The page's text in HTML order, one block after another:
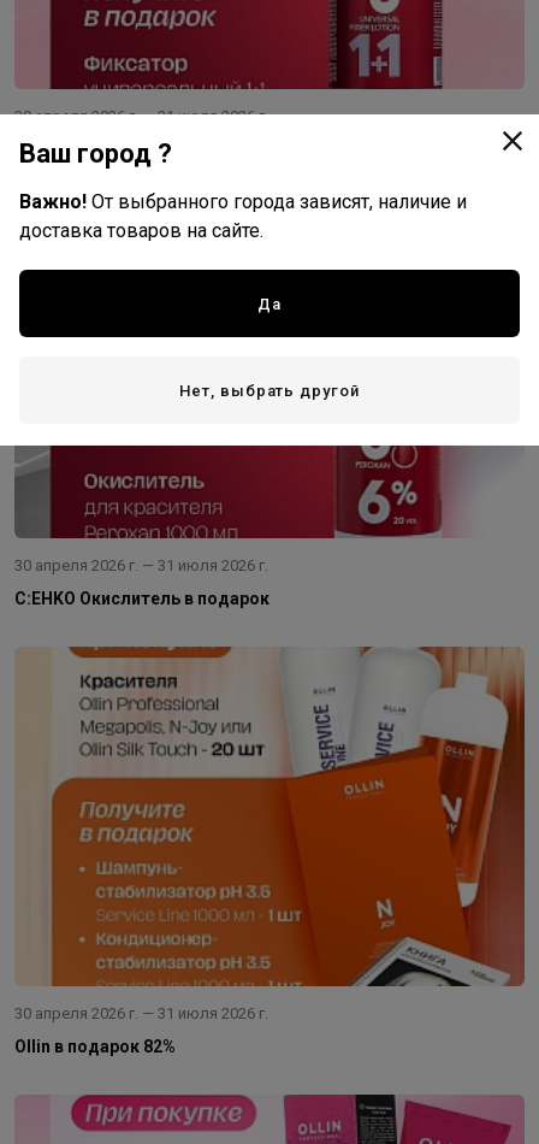
30 апреля 2026 г. — 31 июля 2026 г.
C:EHKO Фиксатор в подарок
30 апреля 2026 г. — 31 июля 2026 г.
C:EHKO Окислитель в подарок
30 апреля 2026 г. — 31 июля 2026 г.
Ollin в подарок 82%
Ваш город ?
Важно! От выбранного города зависят, наличие и
доставка товаров на сайте.
Да
Нет, выбрать другой